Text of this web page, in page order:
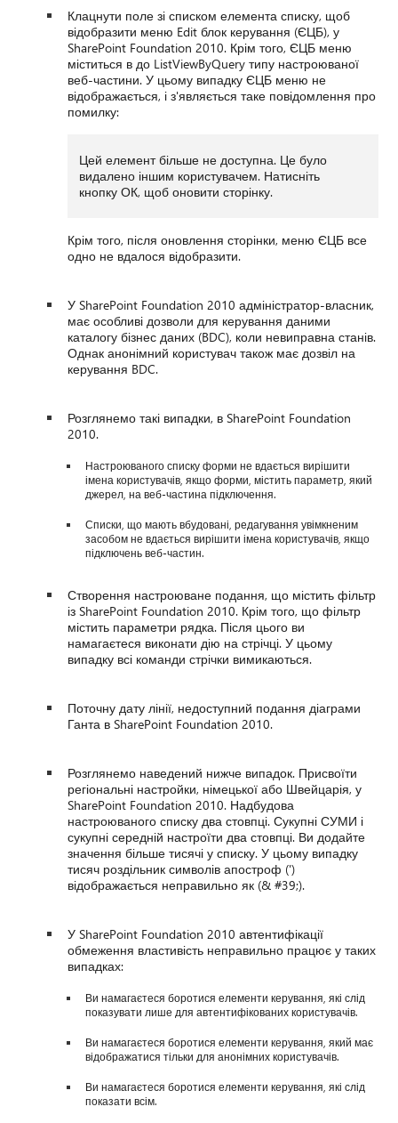
Клацнути поле зі списком елемента списку, щоб
відобразити меню Edit блок керування (ЄЦБ), у
SharePoint Foundation 2010. Крім того, ЄЦБ меню
міститься в до ListViewByQuery типу настроюваної
веб-частини. У цьому випадку ЄЦБ меню не
відображається, і з'являється таке повідомлення про
помилку:
Цей елемент більше не доступна. Це було
видалено іншим користувачем. Натисніть
кнопку ОК, щоб оновити сторінку.
Крім того, після оновлення сторінки, меню ЄЦБ все
одно не вдалося відобразити.
У SharePoint Foundation 2010 адміністратор-власник,
має особливі дозволи для керування даними
каталогу бізнес даних (BDC), коли невиправна станів.
Однак анонімний користувач також має дозвіл на
керування BDC.
Розглянемо такі випадки, в SharePoint Foundation
2010.
Настроюваного списку форми не вдається вирішити
імена користувачів, якщо форми, містить параметр, який
джерел, на веб-частина підключення.
Списки, що мають вбудовані, редагування увімкненим
засобом не вдається вирішити імена користувачів, якщо
підключень веб-частин.
Створення настроюване подання, що містить фільтр
із SharePoint Foundation 2010. Крім того, що фільтр
містить параметри рядка. Після цього ви
намагаєтеся виконати дію на стрічці. У цьому
випадку всі команди стрічки вимикаються.
Поточну дату лінії, недоступний подання діаграми
Ганта в SharePoint Foundation 2010.
Розглянемо наведений нижче випадок. Присвоїти
регіональні настройки, німецької або Швейцарія, у
SharePoint Foundation 2010. Надбудова
настроюваного списку два стовпці. Сукупні СУМИ і
сукупні середній настроїти два стовпці. Ви додайте
значення більше тисячі у списку. У цьому випадку
тисяч роздільник символів апостроф (')
відображається неправильно як (& #39;).
У SharePoint Foundation 2010 автентифікації
обмеження властивість неправильно працює у таких
випадках:
Ви намагаєтеся боротися елементи керування, які слід
показувати лише для автентифікованих користувачів.
Ви намагаєтеся боротися елементи керування, який має
відображатися тільки для анонімних користувачів.
Ви намагаєтеся боротися елементи керування, які слід
показати всім.